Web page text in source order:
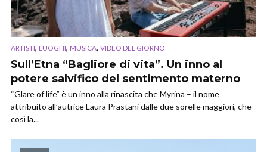
ARTISTI, LUOGHI, MUSICA, VIDEO DEL GIORNO
Sull’Etna “Bagliore di vita”. Un inno al
potere salvifico del sentimento materno
“Glare of life” è un inno alla rinascita che Myrina – il nome
attribuito all’autrice Laura Prastani dalle due sorelle maggiori, che
così la...